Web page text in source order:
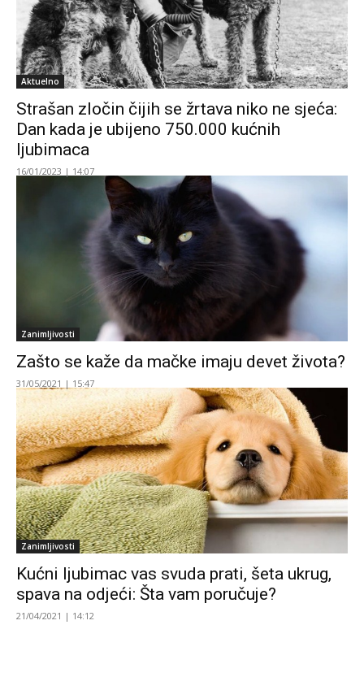
Aktuelno
Strašan zločin čijih se žrtava niko ne sjeća:
Dan kada je ubijeno 750.000 kućnih
ljubimaca
16/01/2023 | 14:07
Zanimljivosti
Zašto se kaže da mačke imaju devet života?
31/05/2021 | 15:47
Zanimljivosti
Kućni ljubimac vas svuda prati, šeta ukrug,
spava na odjeći: Šta vam poručuje?
21/04/2021 | 14:12